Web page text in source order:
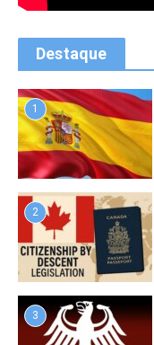
Destaque
1
2
3